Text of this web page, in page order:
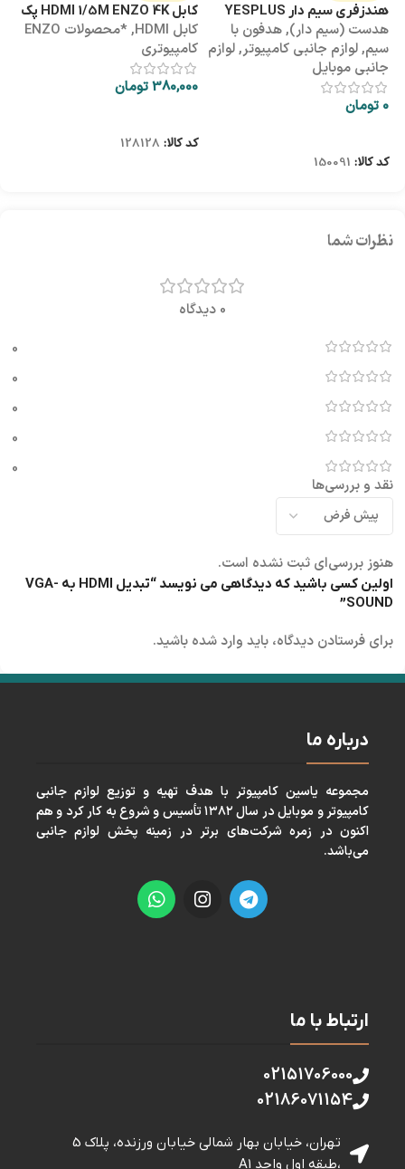
هندزفری سیم دار YESPLUS
YS-113
هدست (سیم دار),هدفون با
سیم,لوازم جانبی کامپیوتر,لوازم
جانبی موبایل
0 تومان
کد کالا: 150091
کابل HDMI 1/5M ENZO 4K پک
طلقی
کابل HDMI ,
*محصولات ENZO
کامپیوتری
380,000تومان
کد کالا: 128128
نظرات شما
0 دیدگاه
0
0
0
0
0
نقد و بررسی‌ها
هنوز بررسی‌ای ثبت نشده است.
اولین کسی باشید که دیدگاهی می نویسد “تبدیل HDMI به VGA-
SOUND”
برای فرستادن دیدگاه، باید وارد شده باشید.
درباره ما
مجموعه ياسين كامپيوتر با هدف تهيه و توزيع لوازم جانبی
كامپيوتر و موبايل در سال ١٣٨٢ تأسيس و شروع به كار كرد و هم
اكنون در زمره شركت‌های برتر در زمينه پخش لوازم جانبی
می‌باشد.
ارتباط با ما
02151706000
02186071154
تهران، خیابان بهار شمالی خيابان ورزنده، پلاک 5
،طبقه اول واحد A1